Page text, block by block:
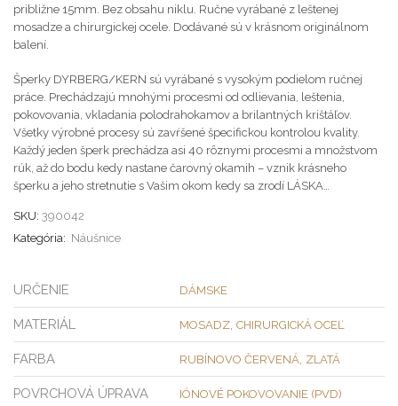
približne 15mm. Bez obsahu niklu. Ručne vyrábané z leštenej
mosadze a chirurgickej ocele. Dodávané sú v krásnom originálnom
balení.
Šperky DYRBERG/KERN sú vyrábané s vysokým podielom ručnej
práce. Prechádzajú mnohými procesmi od odlievania, leštenia,
pokovovania, vkladania polodrahokamov a brilantných krištáľov.
Všetky výrobné procesy sú zavŕšené špecifickou kontrolou kvality.
Každý jeden šperk prechádza asi 40 rôznymi procesmi a množstvom
rúk, až do bodu kedy nastane čarovný okamih – vznik krásneho
šperku a jeho stretnutie s Vašim okom kedy sa zrodí LÁSKA…
SKU: 390042
Kategória: Náušnice
URČENIE DÁMSKE
MATERIÁL MOSADZ CHIRURGICKÁ OCEĽ
FARBA RUBÍNOVO ČERVENÁ ZLATÁ
POVRCHOVÁ ÚPRAVA IÓNOVÉ POKOVOVANIE (PVD)